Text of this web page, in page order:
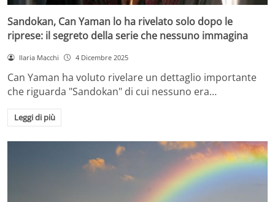
Sandokan, Can Yaman lo ha rivelato solo dopo le
riprese: il segreto della serie che nessuno immagina
Ilaria Macchi 4 Dicembre 2025
Can Yaman ha voluto rivelare un dettaglio importante
che riguarda "Sandokan" di cui nessuno era…
Leggi di più